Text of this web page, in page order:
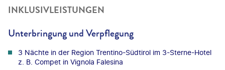
INKLUSIVLEISTUNGEN
Unterbringung und Verpflegung
3 Nächte in der Region Trentino-Südtirol im 3-Sterne-Hotel
z. B. Compet in Vignola Falesina